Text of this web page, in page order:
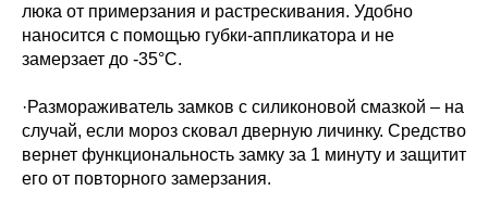
люка от примерзания и растрескивания. Удобно
наносится с помощью губки-аппликатора и не
замерзает до -35°С.
·Размораживатель замков с силиконовой смазкой – на
случай, если мороз сковал дверную личинку. Средство
вернет функциональность замку за 1 минуту и защитит
его от повторного замерзания.